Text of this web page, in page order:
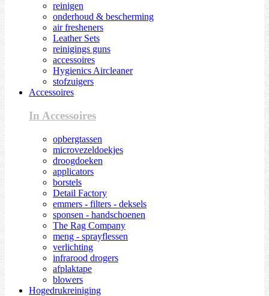
reinigen
onderhoud & bescherming
air fresheners
Leather Sets
reinigings guns
accessoires
Hygienics Aircleaner
stofzuigers
Accessoires
In Accessoires
opbergtassen
microvezeldoekjes
droogdoeken
applicators
borstels
Detail Factory
emmers - filters - deksels
sponsen - handschoenen
The Rag Company
meng - sprayflessen
verlichting
infrarood drogers
afplaktape
blowers
Hogedrukreiniging